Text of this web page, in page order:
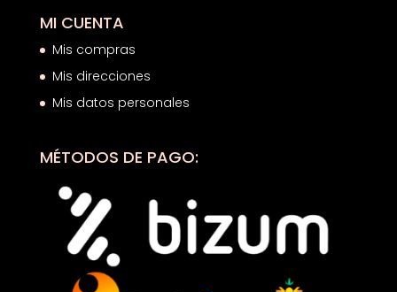
MI CUENTA
Mis compras
Mis direcciones
Mis datos personales
MÉTODOS DE PAGO: